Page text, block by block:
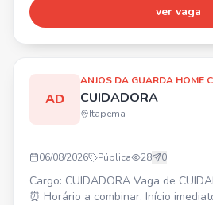
noturno, Bonificação por metas,
online com psicólogo/mês, Consulta
ver vaga
AD
ANJOS DA GUARDA HOME
CUIDADORA
Itapema
06/08/2026 Pública 28 0
Cargo: CUIDADORA Vaga de CUIDADORA em ITAPEMA.
⏰ Horário a combinar. Início imediato. Requisitos: MEI